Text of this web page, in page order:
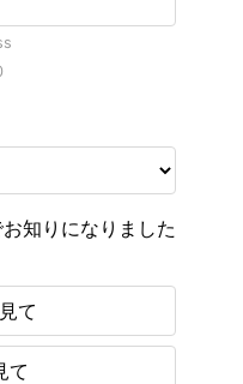
知りになりました
て
て